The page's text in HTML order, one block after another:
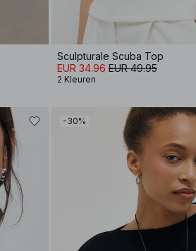
Sculpturale Scuba Top
EUR 34.96 EUR 49.95
2 Kleuren
-30%